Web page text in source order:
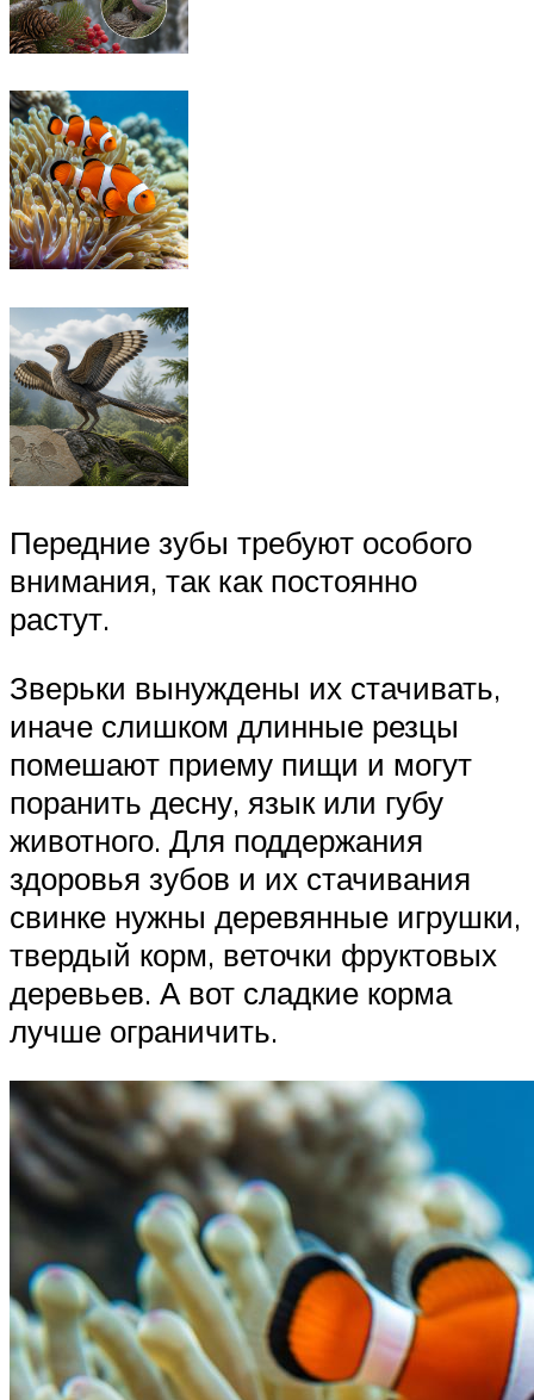
Передние зубы требуют особого
внимания, так как постоянно
растут.
Зверьки вынуждены их стачивать,
иначе слишком длинные резцы
помешают приему пищи и могут
поранить десну, язык или губу
животного. Для поддержания
здоровья зубов и их стачивания
свинке нужны деревянные игрушки,
твердый корм, веточки фруктовых
деревьев. А вот сладкие корма
лучше ограничить.